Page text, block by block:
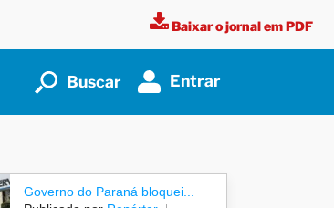
Baixar o jornal em PDF
Buscar Entrar
Governo do Paraná bloquei...